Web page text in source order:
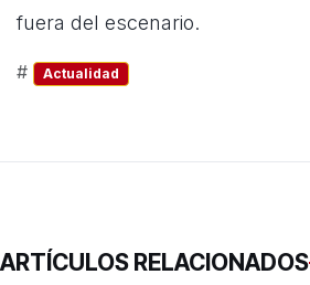
fuera del escenario.
# Actualidad
ARTÍCULOS RELACIONADOS